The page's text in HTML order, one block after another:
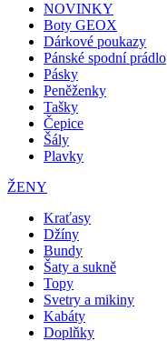
NOVINKY
Boty GEOX
Dárkové poukazy
Pánské spodní prádlo
Pásky
Peněženky
Tašky
Čepice
Šály
Plavky
ŽENY
Kraťasy
Džíny
Bundy
Šaty a sukně
Topy
Svetry a mikiny
Kabáty
Doplňky